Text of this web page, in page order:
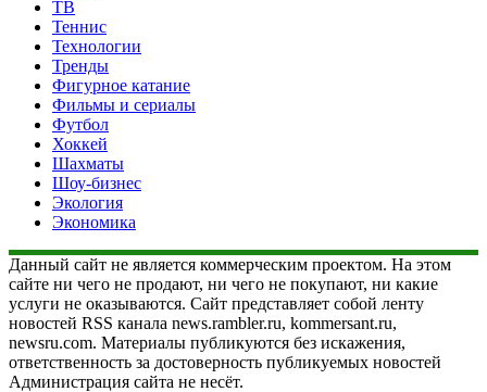
ТВ
Теннис
Технологии
Тренды
Фигурное катание
Фильмы и сериалы
Футбол
Хоккей
Шахматы
Шоу-бизнес
Экология
Экономика
Данный сайт не является коммерческим проектом. На этом
сайте ни чего не продают, ни чего не покупают, ни какие
услуги не оказываются. Сайт представляет собой ленту
новостей RSS канала news.rambler.ru, kommersant.ru,
newsru.com. Материалы публикуются без искажения,
ответственность за достоверность публикуемых новостей
Администрация сайта не несёт.